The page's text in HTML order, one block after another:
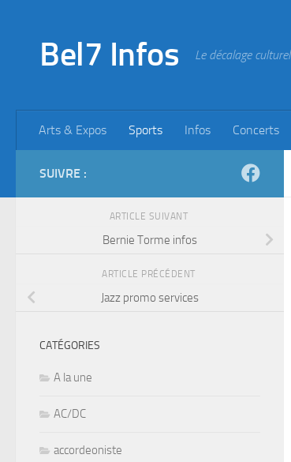
Bel7 Infos Le décalage culturel
Arts & Expos Sports Infos Concerts
SUIVRE :
ARTICLE SUIVANT
Bernie Torme infos
ARTICLE PRÉCÉDENT
Jazz promo services
CATÉGORIES
A la une
AC/DC
accordeoniste